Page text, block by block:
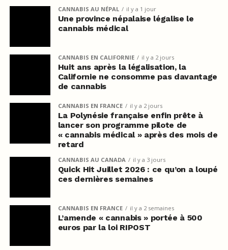
CANNABIS AU NÉPAL il y a 1 jour
Une province népalaise légalise le
cannabis médical
CANNABIS EN CALIFORNIE il y a 2 jours
Huit ans après la légalisation, la
Californie ne consomme pas davantage
de cannabis
CANNABIS EN FRANCE il y a 2 jours
La Polynésie française enfin prête à
lancer son programme pilote de
« cannabis médical » après des mois de
retard
CANNABIS AU CANADA il y a 3 jours
Quick Hit Juillet 2026 : ce qu’on a loupé
ces dernières semaines
CANNABIS EN FRANCE il y a 2 semaines
L’amende « cannabis » portée à 500
euros par la loi RIPOST